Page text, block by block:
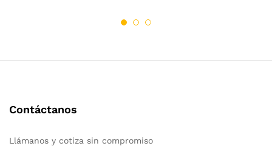
Contáctanos
Llámanos y cotiza sin compromiso